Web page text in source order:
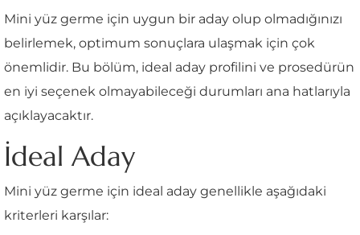
Mini yüz germe için uygun bir aday olup olmadığınızı
belirlemek, optimum sonuçlara ulaşmak için çok
önemlidir. Bu bölüm, ideal aday profilini ve prosedürün
en iyi seçenek olmayabileceği durumları ana hatlarıyla
açıklayacaktır.
İdeal Aday
Mini yüz germe için ideal aday genellikle aşağıdaki
kriterleri karşılar: